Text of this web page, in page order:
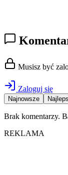
Musisz być
Zaloguj się
Najnowsze
Brak komentarzy.
REKLAMA